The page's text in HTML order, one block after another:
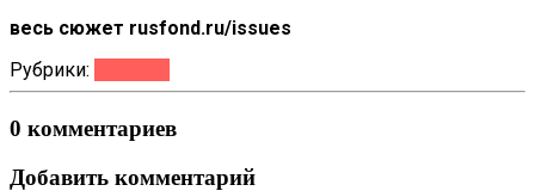
весь сюжет rusfond.ru/issues
Рубрики:
0 комментариев
Добавить комментарий